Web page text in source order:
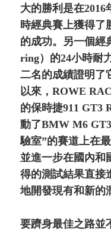
大的勝利是在2016
時經典賽上獲得了
的成功。另一個經
ring）的24小時耐
二名的成績證明了
以來，ROWE
的保時捷911 GT3
動了BMW M6
驗室”的賽道上在
並進一步在國內和
得的測試結果直接
地開發現有和新的
要躋身最佳之路並